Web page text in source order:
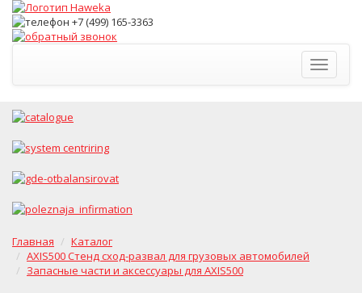
Toggle
Главная
Каталог
AXIS500 Стенд сход-развал для грузовых автомобилей
Запасные части и аксессуары для AXIS500